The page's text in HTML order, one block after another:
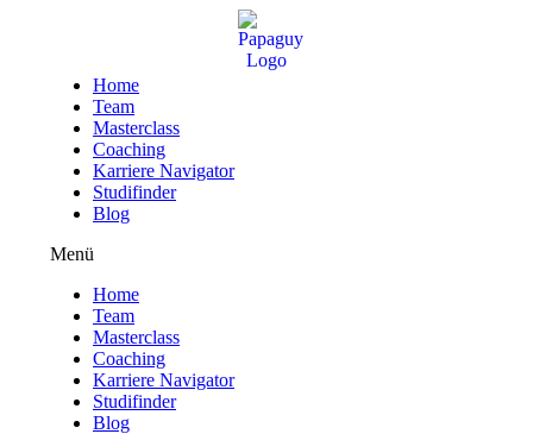
Home
Team
Masterclass
Coaching
Karriere Navigator
Studifinder
Blog
Menü
Home
Team
Masterclass
Coaching
Karriere Navigator
Studifinder
Blog